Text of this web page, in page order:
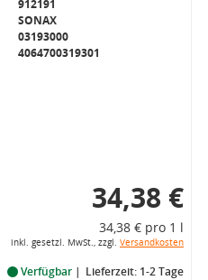
912191
SONAX
03193000
4064700319301
34,38 €
34,38 € pro 1 l
inkl. gesetzl. MwSt., zzgl. Versandkosten
Verfügbar Lieferzeit: 1-2 Tage